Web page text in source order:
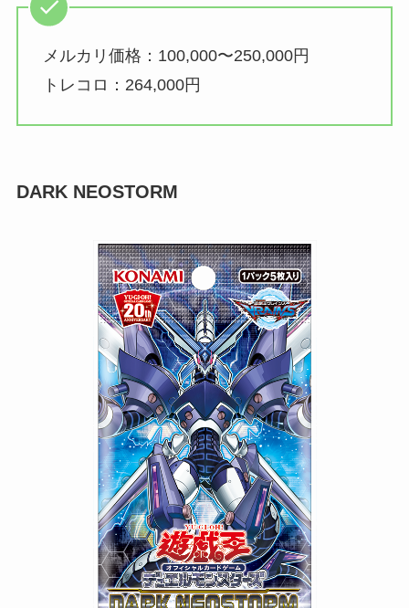
メルカリ価格：100,000〜250,000円
トレコロ：264,000円
DARK NEOSTORM